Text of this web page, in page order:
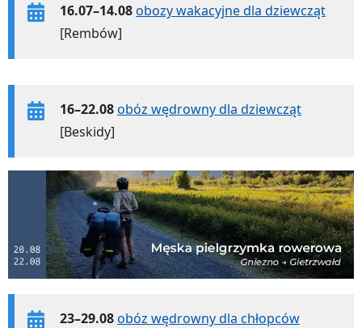
16.07–14.08obozy wakacyjne dla dziewcząt
[Rembów]
16–22.08obóz wędrowny dla dziewcząt
[Beskidy]
23–29.08obóz wędrowny dla chłopców